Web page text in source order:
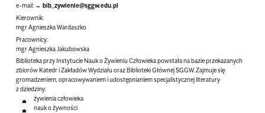
e-mail:
bib_zywienie@sggw.edu.pl
Kierownik:
mgr Agnieszka Wardaszko
Pracownicy:
mgr Agnieszka Jakubowska
Biblioteka przy Instytucie Nauk o Żywieniu Człowieka powstała na bazie przekazanych
zbiorów Katedr i Zakładów Wydziału oraz Biblioteki Głównej SGGW. Zajmuje się
gromadzeniem, opracowywaniem i udostępnianiem specjalistycznej literatury
z dziedziny:
żywienia człowieka
nauk o żywności